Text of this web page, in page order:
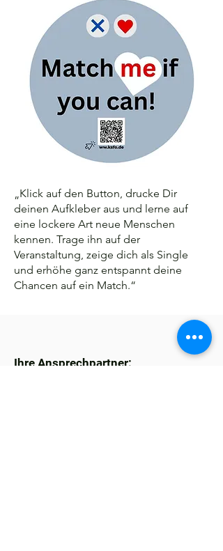
„Klick auf den Button, drucke Dir
deinen Aufkleber aus und lerne auf
eine lockere Art neue Menschen
kennen. Trage ihn auf der
Veranstaltung, zeige dich als Single
und erhöhe ganz entspannt deine
Chancen auf ein Match.“
Ihre Ansprechpartner: